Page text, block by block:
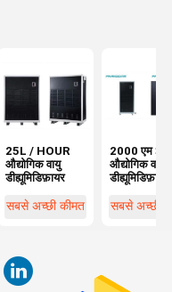
25L / HOUR
औद्योगिक वायु
डीह्यूमिडिफ़ायर
सबसे अच्छी कीमत
2000 एम 3 /
औद्योगिक वायु
डीह्यूमिडिफ़ायर
सबसे अच्छी